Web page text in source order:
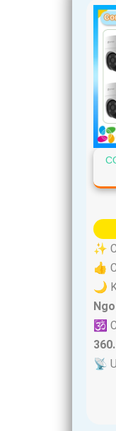
✨
👍
🌙
🕉️
360.
️📡